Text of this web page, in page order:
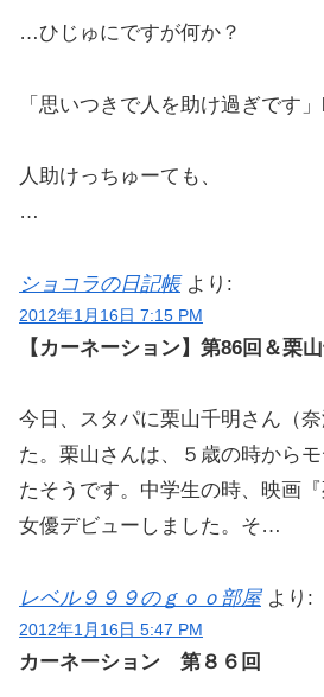
…ひじゅにですが何か？
「思いつきで人を助け過ぎです
人助けっちゅーても、
…
ショコラの日記帳 より:
2012年1月16日 7:15 PM
【カーネーション】第86回＆栗
今日、スタパに栗山千明さん（
た。栗山さんは、５歳の時から
たそうです。中学生の時、映画
女優デビューしました。そ…
レベル９９９のｇｏｏ部屋 より:
2012年1月16日 5:47 PM
カーネーション 第８６回